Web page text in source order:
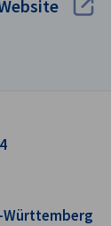
Württemberg